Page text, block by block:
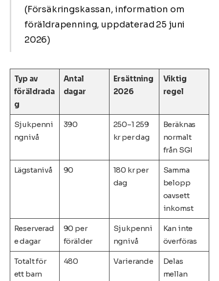
(Försäkringskassan, information om
föräldrapenning, uppdaterad 25 juni
2026)
Typ av
föräldrada
g
Antal
dagar
Ersättning
2026
Viktig
regel
Sjukpenni
ngnivå
390
250–1 259
kr per dag
Beräknas
normalt
från SGI
Lägstanivå 90
180 kr per
dag
Samma
belopp
oavsett
inkomst
Reserverad
e dagar
90 per
förälder
Sjukpenni
ngnivå
Kan inte
överföras
Totalt för
ett barn
480 Varierande
Delas
mellan